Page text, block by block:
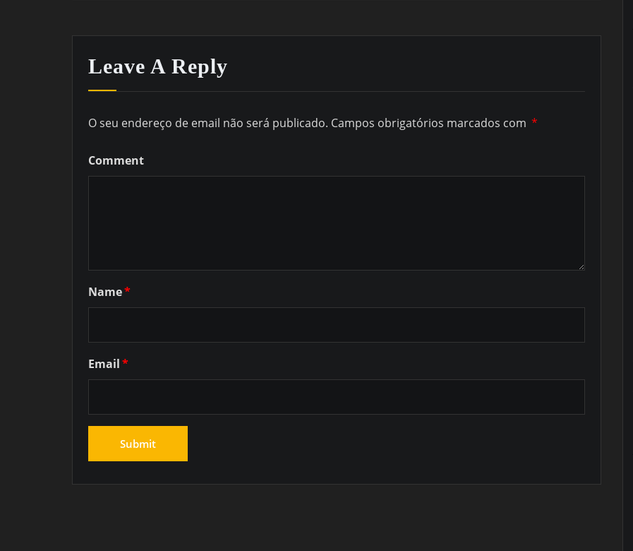
Leave A Reply
O seu endereço de email não será publicado. Campos obrigatórios marcados com *
Comment
Name*
Email*